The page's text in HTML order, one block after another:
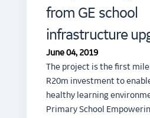
from GE school
infrastructure
June 04, 2019
The project is the first
R20m investment to
healthy learning
Primary School